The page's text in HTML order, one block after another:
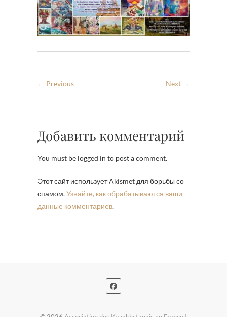
← Previous Next →
Добавить комментарий
You must be logged in to post a comment.
Этот сайт использует Akismet для борьбы со
спамом.Узнайте, как обрабатываются ваши
данные комментариев.